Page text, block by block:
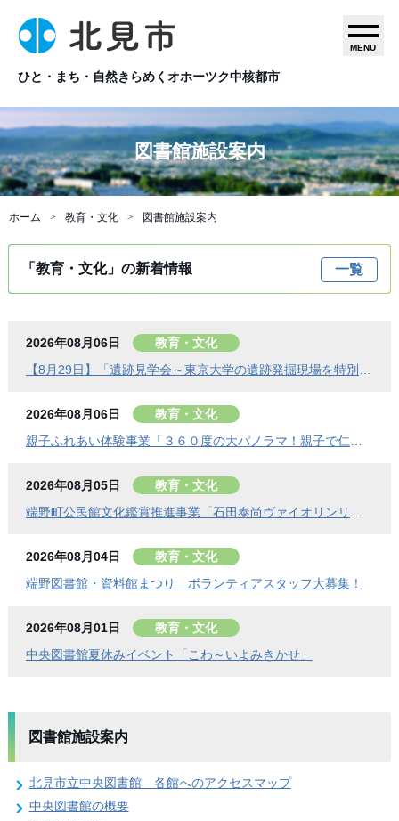
ひと・まち・自然きらめくオホーツク中核都市
MENU
図書館施設案内
ホーム 教育・文化 図書館施設案内
「教育・文化」の新着情報 一覧
2026年08月06日
教育・文化
2026年08月06日
教育・文化
2026年08月05日
教育・文化
2026年08月04日
教育・文化
端野図書館・資料館まつり ボランティアスタッフ大募集！
2026年08月01日
教育・文化
中央図書館夏休みイベント「こわ～いよみきかせ」
図書館施設案内
北見市立中央図書館 各館へのアクセスマップ
中央図書館の概要